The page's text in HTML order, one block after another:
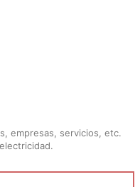
empresas, servicios, etc.